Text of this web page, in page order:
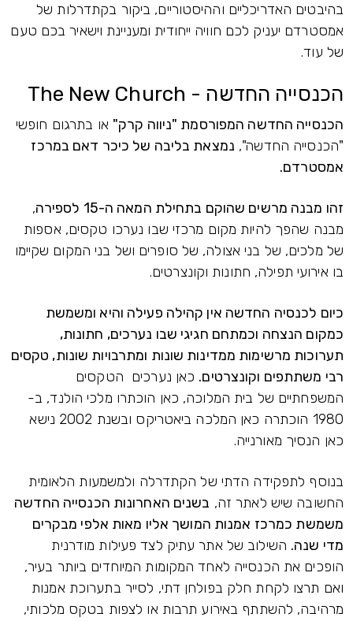
בהיבטים האדריכליים וההיסטוריים, ביקור בקתדרלות של
אמסטרדם יעניק לכם חוויה ייחודית ומעניינת וישאיר בכם טעם
של עוד.
הכנסייה החדשה - The New Church
הכנסייה החדשה המפורסמת "ניווה קרק" או בתרגום חופשי
"הכנסייה החדשה", נמצאת בליבה של כיכר דאם במרכז
אמסטרדם.
זהו מבנה מרשים שהוקם בתחילת המאה ה-15 לספירה
,
מבנה שהפך להיות מקום מרכזי שבו נערכו טקסים, אספות
של מלכים, של בני אצולה, של סופרים ושל בני המקום שקיימו
בו אירועי תפילה, חתונות וקונצרטים.
כיום לכנסיה החדשה אין קהילה פעילה והיא ומשמשת
כמקום הנצחה וכמתחם חגיגי שבו נערכים, חתונות,
תערוכות מרשימות ממדינות שונות ומתרבויות שונות, טקסים
רבי משתתפים וקונצרטים. כאן נערכים הטקסים
המשפחתיים של בית המלוכה, כאן הוכתרו מלכי הולנד, ב-
1980 הוכתרה כאן המלכה ביאטריקס ובשנת 2002 נישא
כאן הנסיך מאורנייה.
בנוסף לתפקידה הדתי של הקתדרלה ולמשמעות הלאומית
החשובה שיש לאתר זה, בשנים האחרונות הכנסייה החדשה
משמשת כמרכז אמנות המושך אליו מאות אלפי מבקרים
מדי שנה. השילוב של אתר עתיק לצד פעילות מודרנית
הופכים את הכנסייה לאחד המקומות המיוחדים ביותר בעיר,
ואם תרצו לקחת חלק בפולחן דתי, לסייר בתערוכת אמנות
מרהיבה, להשתתף באירוע תרבות או לצפות בטקס מלכותי,